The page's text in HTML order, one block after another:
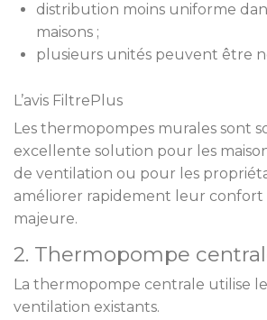
distribution moins uniforme
maisons ;
plusieurs unités peuvent être
L’avis FiltrePlus
Les thermopompes murales sont
excellente solution pour les
de ventilation ou pour les
améliorer rapidement leur confort
majeure.
2. Thermopompe
La thermopompe centrale utilise
ventilation existants.